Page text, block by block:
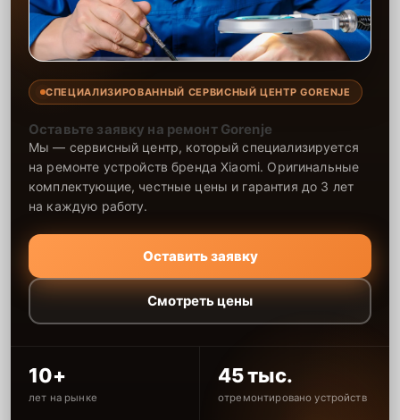
СПЕЦИАЛИЗИРОВАННЫЙ СЕРВИСНЫЙ ЦЕНТР GORENJE
Оставьте заявку на ремонт Gorenje
Мы — сервисный центр, который специализируется
на ремонте устройств бренда Xiaomi. Оригинальные
комплектующие, честные цены и гарантия до 3 лет
на каждую работу.
Оставить заявку
Смотреть цены
10+
лет на рынке
45 тыс.
отремонтировано устройств